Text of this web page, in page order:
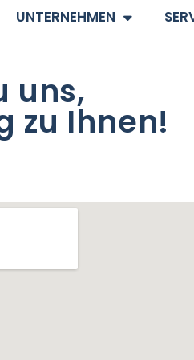
UNTERNEHMEN
uns,
zu Ihnen!